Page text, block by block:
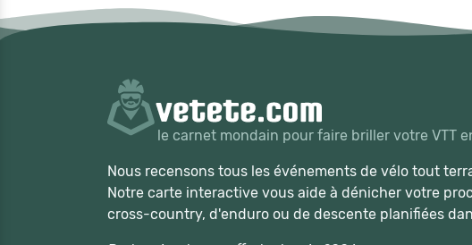
le carnet mondain pour faire briller votre VTT
Nous recensons tous les événements de vélo tout
Notre carte interactive vous aide à dénicher votre
cross-country, d'enduro ou de descente planifiées